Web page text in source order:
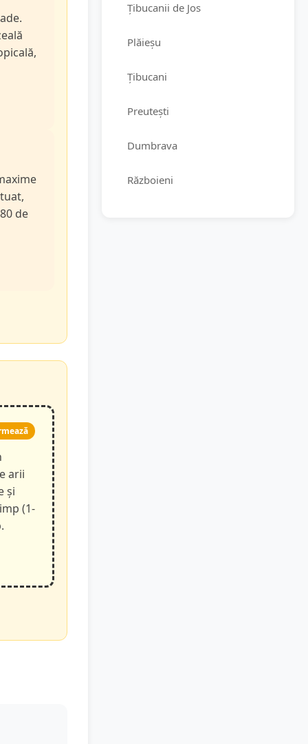
de
arii
și
(1-
Țibucanii de Jos
Plăieșu
Țibucani
Preutești
Dumbrava
Războieni